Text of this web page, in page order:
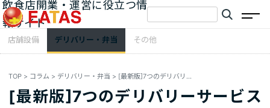
飲食店開業・運営に役立つ情
報サイト
店舗設備 デリバリー・弁当 その他
TOP > コラム > デリバリー・弁当 > [最新版]7つのデリバリーサービスを徹底比較！飲食店が導入すべきサービスはこれ！
[最新版]7つのデリバリーサービス